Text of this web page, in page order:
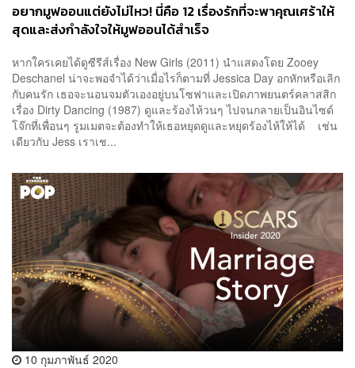
อยากมูฟออนแต่ยังไม่ไหว! นี่คือ 12 เรื่องรักที่จะพาคุณเศร้าให้
สุดและส่งกำลังใจให้มูฟออนได้สำเร็จ
หากใครเคยได้ดูซีรีส์เรื่อง New Girls (2011) นำแสดงโดย Zooey
Deschanel น่าจะพอจำได้ว่าเมื่อไรก็ตามที่ Jessica Day อกหักหรือเลิก
กับคนรัก เธอจะนอนจมตัวเองอยู่บนโซฟาและเปิดภาพยนตร์คลาสสิก
เรื่อง Dirty Dancing (1987) ดูและร้องไห้วนๆ ไปจนกลายเป็นอินไซด์
โจ๊กที่เพื่อนๆ รูมเมตจะต้องทำให้เธอหยุดดูและหยุดร้องไห้ให้ได้ เช่น
เดียวกับ Jess เราเช...
10 กุมภาพันธ์ 2020